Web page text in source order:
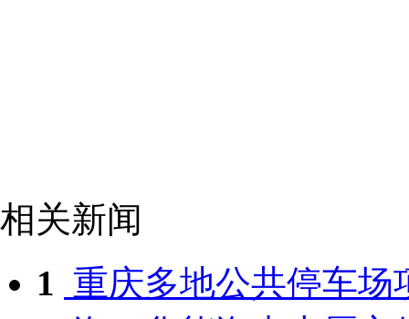
相关新闻
1 重庆多地公共停车场